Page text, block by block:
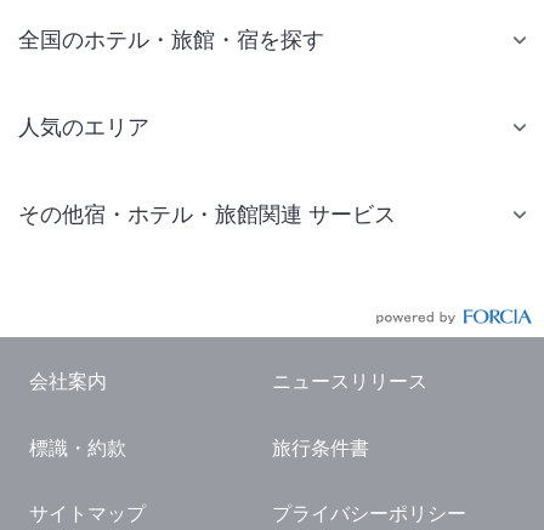
全国のホテル・旅館・宿を探す
人気のエリア
仙台 ホテル
東京ドーム ホテル
横浜 ホテル
熱海 ホテル
その他宿・ホテル・旅館関連 サービス
国内観光ガイド
旅行・観光情報
会社案内 ニュースリリース
標識・約款 旅行条件書
サイトマップ プライバシーポリシー